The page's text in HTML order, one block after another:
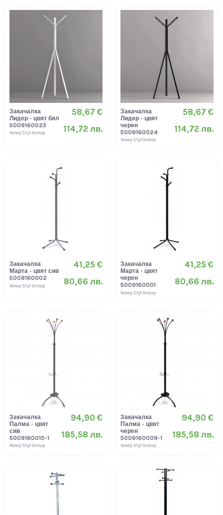
Закачалка
Лидер - цвят бял
5009160023
Nowy Styl Group
58,67 €
114,72 лв.
Закачалка
Лидер - цвят
черен
5009160024
Nowy Styl Group
58,67 €
114,72 лв.
Закачалка
Марта - цвят сив
5009160002
Nowy Styl Group
41,25 €
80,66 лв.
Закачалка
Марта - цвят
черен
5009160001
Nowy Styl Group
41,25 €
80,66 лв.
Закачалка
Палма - цвят
сив
5009160010-1
Nowy Styl Group
94,90 €
185,58 лв.
Закачалка
Палма - цвят
черен
5009160009-1
Nowy Styl Group
94,90 €
185,58 лв.